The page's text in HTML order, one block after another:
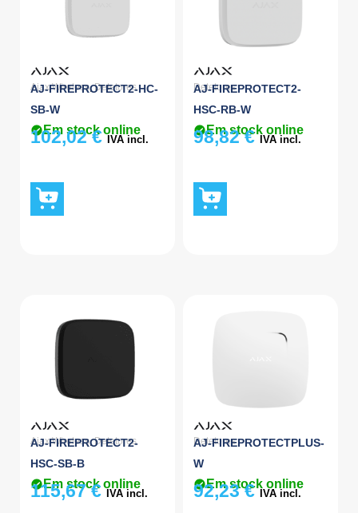
Ajax Wireless,Detetores
AJ-FIREPROTECT2-HC-
SB-W
Em stock online
102,02€ IVA incl.
Detetores
AJ-FIREPROTECT2-
HSC-RB-W
Em stock online
98,82€ IVA incl.
Ajax Wireless,Detetores
AJ-FIREPROTECT2-
HSC-SB-B
Em stock online
115,67€ IVA incl.
Detetores
AJ-FIREPROTECTPLUS-
W
Em stock online
92,23€ IVA incl.